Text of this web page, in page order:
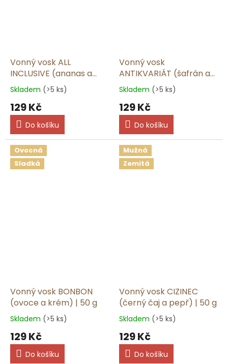
Vonný vosk ALL
INCLUSIVE (ananas a
kokos) | 50 g
Skladem (>5 ks)
129 Kč
Do košíku
Vonný vosk
ANTIKVARIÁT (šafrán a
dřevo) | 50 g
Skladem (>5 ks)
129 Kč
Do košíku
Ovocná
Sladká
Vonný vosk BONBON
(ovoce a krém) | 50 g
Skladem (>5 ks)
129 Kč
Do košíku
Mužná
Zemitá
Vonný vosk CIZINEC
(černý čaj a pepř) | 50 g
Skladem (>5 ks)
129 Kč
Do košíku